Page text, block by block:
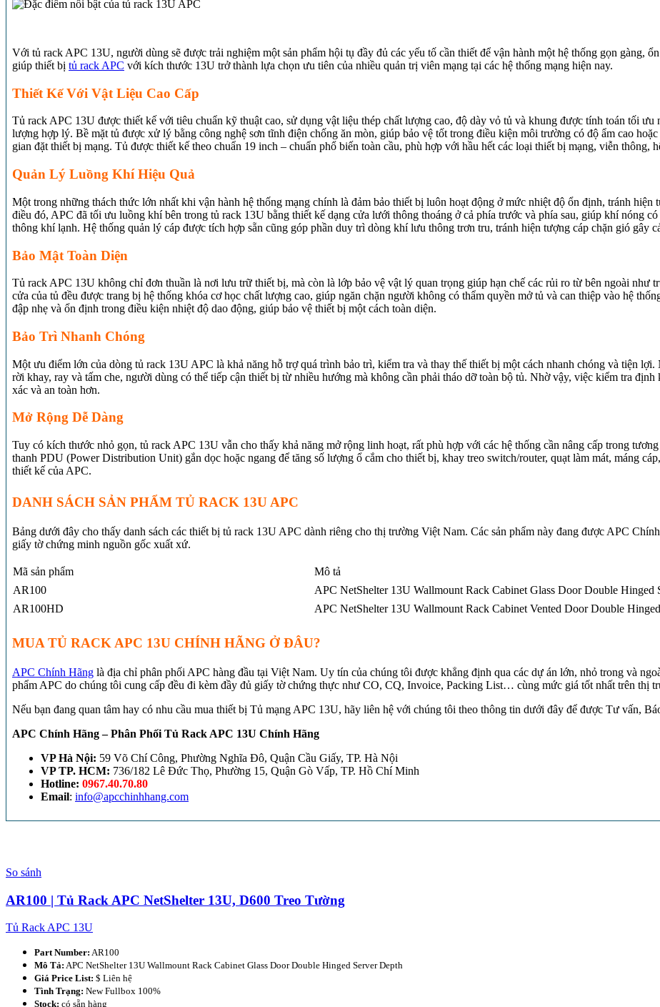
Với tủ rack APC 13U, người dùng sẽ được trải nghiệm một sản phẩm hội tụ đầy đủ các yếu tố cần thiết để vận hành một hệ thống gọn gàng,
giúp thiết bị tủ rack APC với kích thước 13U trở thành lựa chọn ưu tiên của nhiều quản trị viên mạng tại các hệ thống mạng hiện nay.
Thiết Kế Với Vật Liệu Cao Cấp
Tủ rack APC 13U được thiết kế với tiêu chuẩn kỹ thuật cao, sử dụng vật liệu thép chất lượng cao, độ dày vỏ tủ và khung được tính toán tối
lượng hợp lý. Bề mặt tủ được xử lý bằng công nghệ sơn tĩnh điện chống ăn mòn, giúp bảo vệ tốt trong điều kiện môi trường có độ ẩm cao
gian đặt thiết bị mạng. Tủ được thiết kế theo chuẩn 19 inch – chuẩn phổ biến toàn cầu, phù hợp với hầu hết các loại thiết bị mạng, viễn thông,
Quản Lý Luồng Khí Hiệu Quả
Một trong những thách thức lớn nhất khi vận hành hệ thống mạng chính là đảm bảo thiết bị luôn hoạt động ở mức nhiệt độ ổn định, tránh
điều đó, APC đã tối ưu luồng khí bên trong tủ rack 13U bằng thiết kế dạng cửa lưới thông thoáng ở cả phía trước và phía sau, giúp khí nóng
thông khí lạnh. Hệ thống quản lý cáp được tích hợp sẵn cũng góp phần duy trì dòng khí lưu thông trơn tru, tránh hiện tượng cáp chặn gió gây
Bảo Mật Toàn Diện
Tủ rack APC 13U không chỉ đơn thuần là nơi lưu trữ thiết bị, mà còn là lớp bảo vệ vật lý quan trọng giúp hạn chế các rủi ro từ bên ngoài như
cửa của tủ đều được trang bị hệ thống khóa cơ học chất lượng cao, giúp ngăn chặn người không có thẩm quyền mở tủ và can thiệp vào hệ
đập nhẹ và ổn định trong điều kiện nhiệt độ dao động, giúp bảo vệ thiết bị một cách toàn diện.
Bảo Trì Nhanh Chóng
Một ưu điểm lớn của dòng tủ rack 13U APC là khả năng hỗ trợ quá trình bảo trì, kiểm tra và thay thế thiết bị một cách nhanh chóng và tiện
rời khay, ray và tấm che, người dùng có thể tiếp cận thiết bị từ nhiều hướng mà không cần phải tháo dỡ toàn bộ tủ. Nhờ vậy, việc kiểm tra
xác và an toàn hơn.
Mở Rộng Dễ Dàng
Tuy có kích thước nhỏ gọn, tủ rack APC 13U vẫn cho thấy khả năng mở rộng linh hoạt, rất phù hợp với các hệ thống cần nâng cấp trong
thanh PDU (Power Distribution Unit) gắn dọc hoặc ngang để tăng số lượng ổ cắm cho thiết bị, khay treo switch/router, quạt làm mát, máng
thiết kế của APC.
DANH SÁCH SẢN PHẨM TỦ RACK 13U APC
Bảng dưới đây cho thấy danh sách các thiết bị tủ rack 13U APC dành riêng cho thị trường Việt Nam. Các sản phẩm này đang được APC
giấy tờ chứng minh nguồn gốc xuất xứ.
Mã sản phẩm
Mô tả
AR100
APC NetShelter 13U Wallmount Rack Cabinet Glass Door Double Hinged
AR100HD
APC NetShelter 13U Wallmount Rack Cabinet Vented Door Double
MUA TỦ RACK APC 13U CHÍNH HÃNG Ở ĐÂU?
APC Chính Hãng là địa chỉ phân phối APC hàng đầu tại Việt Nam. Uy tín của chúng tôi được khẳng định qua các dự án lớn, nhỏ trong và
phẩm APC do chúng tôi cung cấp đều đi kèm đầy đủ giấy tờ chứng thực như CO, CQ, Invoice, Packing List… cùng mức giá tốt nhất trên thị
Nếu bạn đang quan tâm hay có nhu cầu mua thiết bị Tủ mạng APC 13U, hãy liên hệ với chúng tôi theo thông tin dưới đây để được Tư vấn,
APC Chính Hãng – Phân Phối Tủ Rack APC 13U Chính Hãng
VP Hà Nội: 59 Võ Chí Công, Phường Nghĩa Đô, Quận Cầu Giấy, TP. Hà Nội
VP TP. HCM: 736/182 Lê Đức Thọ, Phường 15, Quận Gò Vấp, TP. Hồ Chí Minh
Hotline: 0967.40.70.80
Email: info@apcchinhhang.com
So sánh
AR100 | Tủ Rack APC NetShelter 13U, D600 Treo Tường
Tủ Rack APC 13U
Part Number: AR100
Mô Tả: APC NetShelter 13U Wallmount Rack Cabinet Glass Door Double Hinged Server Depth
Giá Price List: $ Liên hệ
Tình Trạng: New Fullbox 100%
Stock: có sẵn hàng